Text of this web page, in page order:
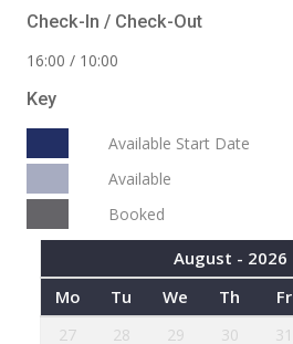
Check-In / Check-Out
16:00 / 10:00
Key
Available Start Date
Available
Booked
August - 2026
Mo
Tu We Th Fr
27 28 29 30 31